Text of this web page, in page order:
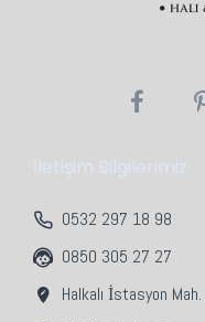
İletişim Bilgilerimiz
0532 297 18 98
0850 305 27 27
Halkalı İstasyon Mah.